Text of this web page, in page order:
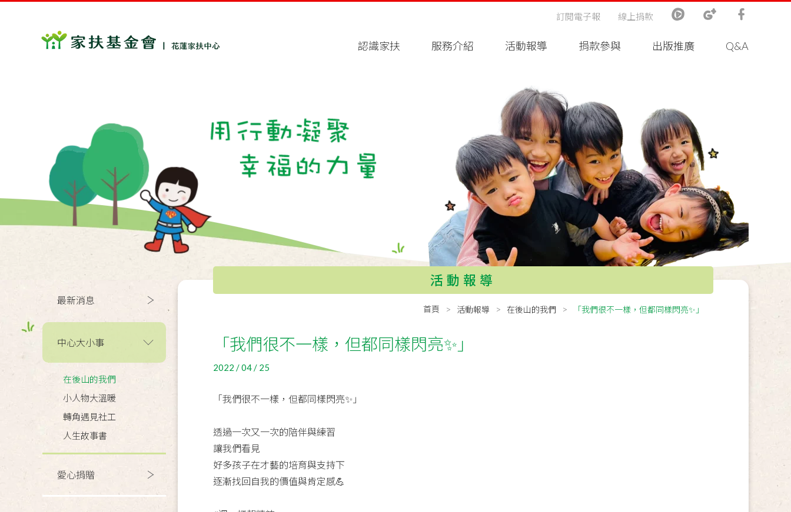
認識家扶 服務介紹 活動報導 捐款參與 出版推廣 Q&A
訂閱電子報 線上捐款
最新消息
中心大小事
在後山的我們
小人物大溫暖
轉角遇見社工
人生故事書
愛心捐贈
活動報導
首頁 活動報導 在後山的我們 「我們很不一樣，但都同樣閃亮✨」
「我們很不一樣，但都同樣閃亮✨」
2022 / 04 / 25
「我們很不一樣，但都同樣閃亮✨」
透過一次又一次的陪伴與練習
讓我們看見
好多孩子在才藝的培育與支持下
逐漸找回自我的價值與肯定感💪